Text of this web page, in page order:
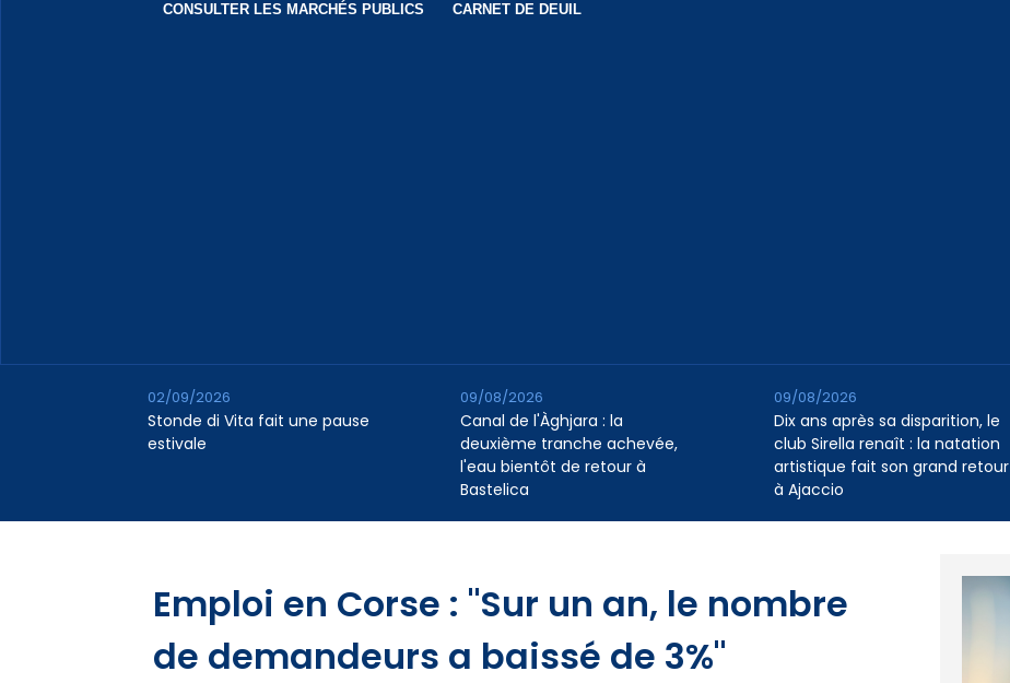
CONSULTER LES MARCHÉS PUBLICS CARNET DE DEUIL
Stonde di Vita fait une pause
estivale
02/09/2026
Canal de l'Àghjara : la
deuxième tranche achevée,
l'eau bientôt de retour à
Bastelica
09/08/2026
Dix ans après sa disparition, le
club Sirella renaît : la natation
artistique fait son grand retour
à Ajaccio
09/08/2026
Emploi en Corse : "Sur un an, le nombre
de demandeurs a baissé de 3%"